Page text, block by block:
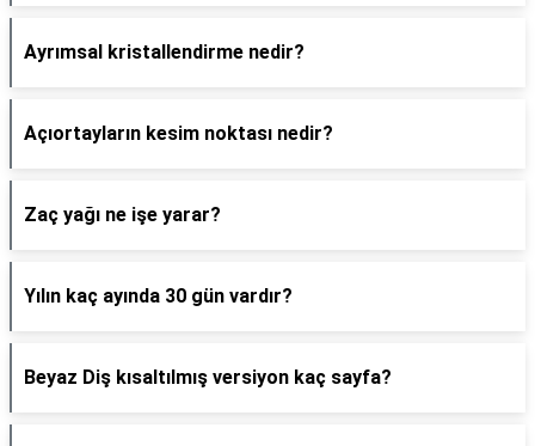
Ayrımsal kristallendirme nedir?
Açıortayların kesim noktası nedir?
Zaç yağı ne işe yarar?
Yılın kaç ayında 30 gün vardır?
Beyaz Diş kısaltılmış versiyon kaç sayfa?